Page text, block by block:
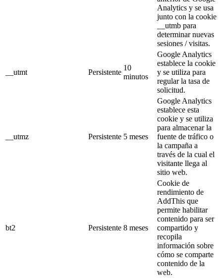
Analytics y se usa
junto con la cookie
__utmb para
determinar nuevas
sesiones / visitas.
__utmt Persistente
10
minutos
Google Analytics
establece la cookie
y se utiliza para
regular la tasa de
solicitud.
__utmz Persistente 5 meses
Google Analytics
establece esta
cookie y se utiliza
para almacenar la
fuente de tráfico o
la campaña a
través de la cual el
visitante llega al
sitio web.
bt2 Persistente 8 meses
Cookie de
rendimiento de
AddThis que
permite habilitar
contenido para ser
compartido y
recopila
información sobre
cómo se comparte
contenido de la
web.